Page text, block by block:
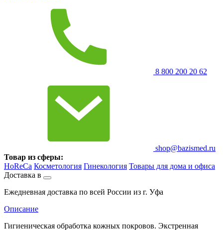
8 800 200 20 62
shop@bazismed.ru
Товар из сферы:
HoReCa Косметология Гинекология Товары для дома и офиса
Доставка в
Ежедневная доставка по всей России из г. Уфа
Описание
Гигиеническая обработка кожных покровов. Экстренная